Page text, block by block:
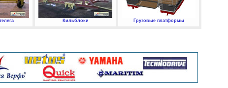
Кильблоки Грузовые платформы